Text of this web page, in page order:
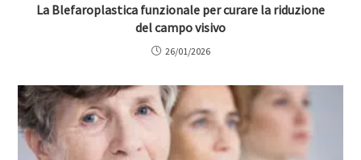
La Blefaroplastica funzionale per curare la riduzione
del campo visivo
26/01/2026